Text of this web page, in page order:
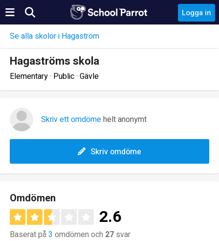
Logga in
Se alla skolor i Hagaström
Hagaströms skola
Elementary · Public · Gävle
Skriv ett omdömehelt anonymt
Skriv omdöme
Omdömen
2.6
Baserat på3 omdömen och 27 svar